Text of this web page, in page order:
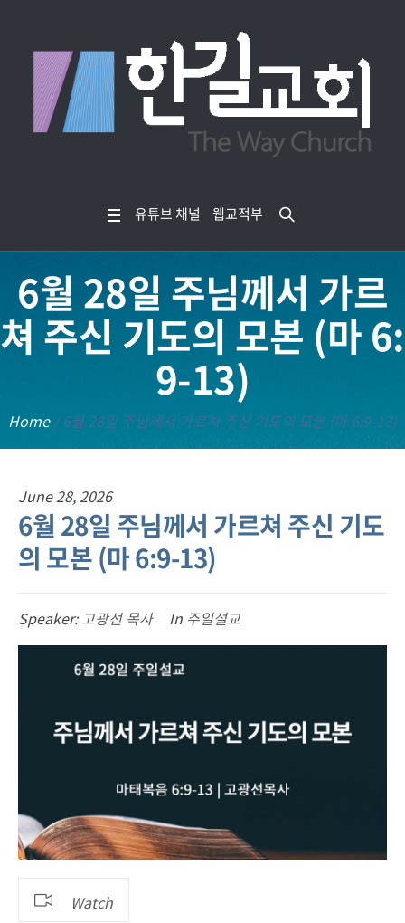
유튜브 채널 웹교적부
6월 28일 주님께서 가르
쳐 주신 기도의 모본 (마 6:
9-13)
Home /6월 28일 주님께서 가르쳐 주신 기도의 모본 (마 6:9-13)
June 28, 2026
6월 28일 주님께서 가르쳐 주신 기도
의 모본 (마 6:9-13)
Speaker:고광선 목사 In 주일설교
Watch